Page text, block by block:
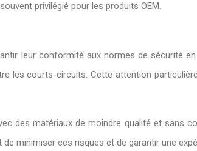
privilégié pour les produits OEM.
leur conformité aux normes de sécurité
les courts-circuits. Cette attention
des matériaux de moindre qualité et sans
minimiser ces risques et de garantir une